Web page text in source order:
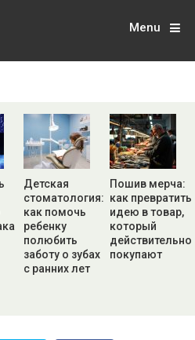
Menu
Детская
стоматология:
как помочь
ребенку
полюбить
заботу о зубах
с ранних лет
Пошив мерча:
как превратить
идею в товар,
который
действительно
покупают